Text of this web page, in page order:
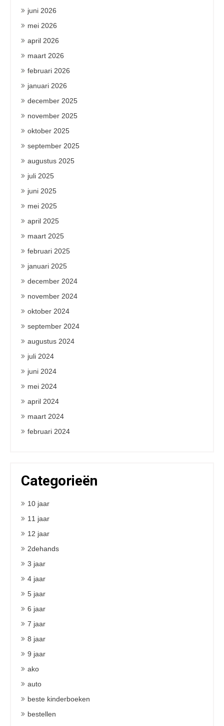
juni 2026
mei 2026
april 2026
maart 2026
februari 2026
januari 2026
december 2025
november 2025
oktober 2025
september 2025
augustus 2025
juli 2025
juni 2025
mei 2025
april 2025
maart 2025
februari 2025
januari 2025
december 2024
november 2024
oktober 2024
september 2024
augustus 2024
juli 2024
juni 2024
mei 2024
april 2024
maart 2024
februari 2024
Categorieën
10 jaar
11 jaar
12 jaar
2dehands
3 jaar
4 jaar
5 jaar
6 jaar
7 jaar
8 jaar
9 jaar
ako
auto
beste kinderboeken
bestellen